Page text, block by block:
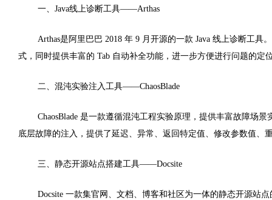
一、Java线上诊断工具——Arthas
Arthas是阿里巴巴 2018 年 9 月开源的一款 Java 线上诊断工具
式，同时提供丰富的 Tab 自动补全功能，进一步方便进行问题的定
二、混沌实验注入工具——ChaosBlade
ChaosBlade 是一款遵循混沌工程实验原理，提供丰富故障场
底层故障的注入，提供了延迟、异常、返回特定值、修改参数值、
三、静态开源站点搭建工具——Docsite
Docsite 一款集官网、文档、博客和社区为一体的静态开源站